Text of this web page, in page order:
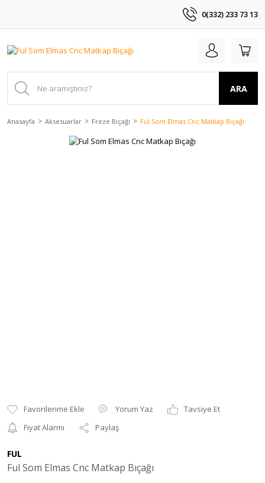
0(332) 233 73 13
ARA
Anasayfa Aksesuarlar Freze Bıçağı Ful Som Elmas Cnc Matkap Bıçağı
Yorum Yaz
Tavsiye Et
Fiyat Alarmı
Paylaş
FUL
Ful Som Elmas Cnc Matkap Bıçağı